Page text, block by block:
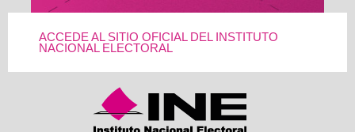
ACCEDE AL SITIO OFICIAL DEL INSTITUTO
NACIONAL ELECTORAL